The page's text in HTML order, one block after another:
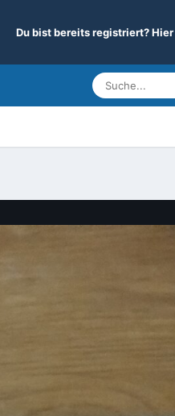
Du bist bereits registriert?